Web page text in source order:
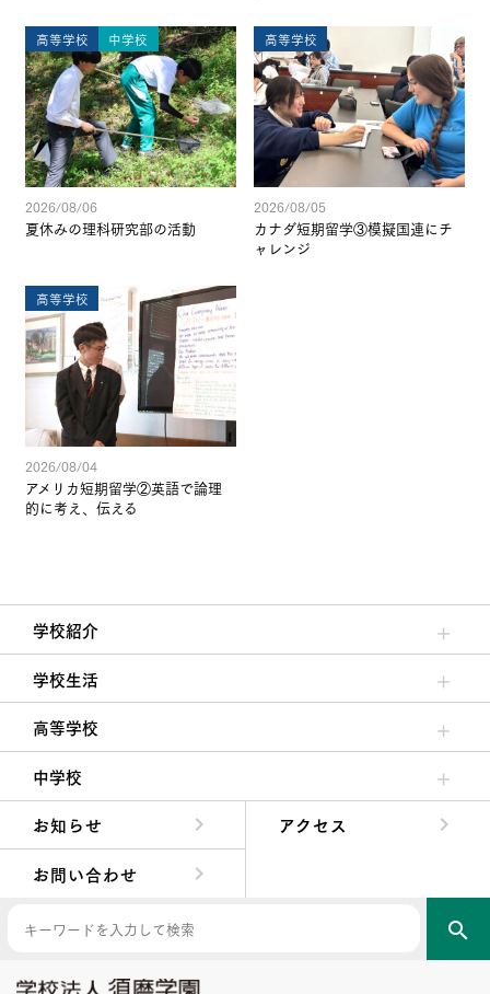
高等学校 中学校
2026/08/06
夏休みの理科研究部の活動
高等学校
2026/08/05
カナダ短期留学③模擬国連にチ
ャレンジ
高等学校
2026/08/04
アメリカ短期留学②英語で論理
的に考え、伝える
学校紹介
理事長/学園長メッセージ
安心して任せられる学校
沿革
施設・設備
大学合格実績
学校生活
クラブ活動・生徒会活動
夙川ブログ
制服紹介
夙川カレンダー
高等学校
高校校長からの挨拶
高校の教育方針／特色
特進コース／進学コース
年間行事
先輩たちの声・生徒たちの声
中学校
中学校長からの挨拶
中学校の教育方針／特色
Aコース／Bコース
年間行事
先輩たちの声・生徒たちの声
お知らせ
アクセス
お問い合わせ
search